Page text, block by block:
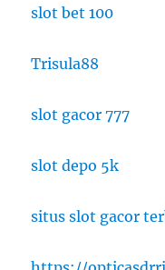
slot bet 100
Trisula88
slot gacor 777
slot depo 5k
situs slot gacor